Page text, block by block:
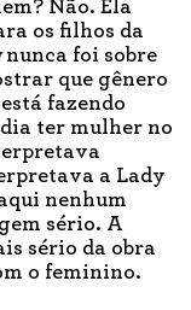
Não. Ela
os filhos da
nunca foi sobre
que gênero
fazendo
ter mulher no
a Lady
nenhum
sério. A
sério da obra
o feminino.